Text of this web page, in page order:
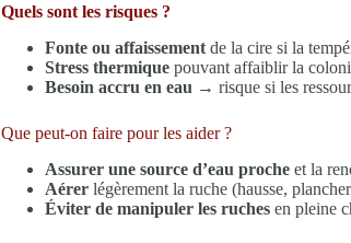
Quels sont les risques ?
Fonte ou affaissement de la cire si la
Stress thermique pouvant affaiblir la
Besoin accru en eau → risque si les
Que peut-on faire pour les aider ?
Assurer une source d’eau proche et la
Aérer légèrement la ruche (hausse,
Éviter de manipuler les ruches en pleine